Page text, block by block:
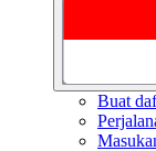
Buat